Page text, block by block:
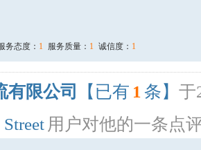
务态度： 1 服务质量： 1 诚信度： 1
有限公司 【已有 1 条】 于
用户对他的一条点